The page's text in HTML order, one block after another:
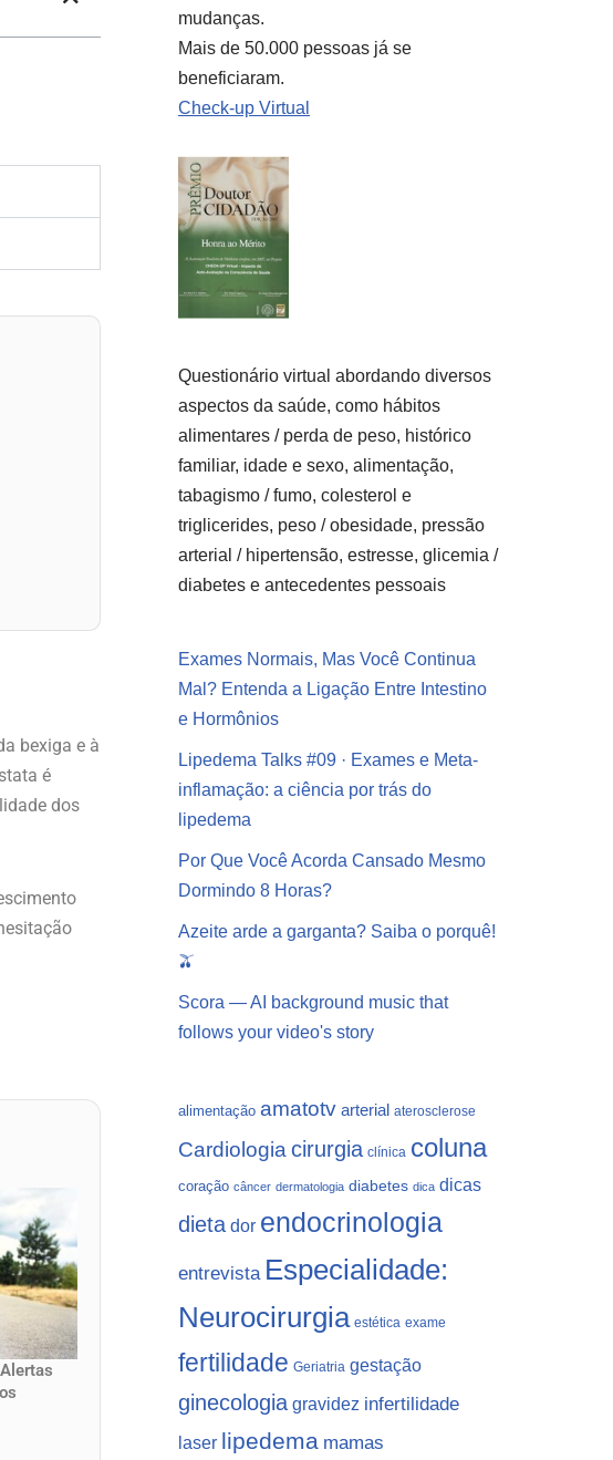
bexiga e à
é
dos
mudanças.
Mais de 50.000 pessoas já se
beneficiaram.
Check-up Virtual
Questionário virtual abordando diversos
aspectos da saúde, como hábitos
alimentares / perda de peso, histórico
familiar, idade e sexo, alimentação,
tabagismo / fumo, colesterol e
triglicerides, peso / obesidade, pressão
arterial / hipertensão, estresse, glicemia /
diabetes e antecedentes pessoais
Exames Normais, Mas Você Continua
Mal? Entenda a Ligação Entre Intestino
e Hormônios
Lipedema Talks #09 · Exames e Meta-
inflamação: a ciência por trás do
lipedema
Por Que Você Acorda Cansado Mesmo
Dormindo 8 Horas?
Azeite arde a garganta? Saiba o porquê!
🫒
Scora — AI background music that
follows your video's story
alimentação amatotv arterial aterosclerose
Cardiologia cirurgia clínica coluna
coração câncer dermatologia diabetes dica dicas
dieta dor endocrinologia
entrevista Especialidade:
Neurocirurgia estética exame
fertilidade Geriatria gestação
ginecologia gravidez infertilidade
laser lipedema mamas